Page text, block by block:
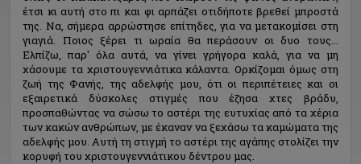
έτσι κι αυτή στο πι και φι αρπάζει οτιδήποτε βρεθεί μπροστά
της. Να, σήμερα αρρώστησε επίτηδες, για να μετακομίσει στη
γιαγιά. Ποιος ξέρει τι ωραία θα περάσουν οι δυο τους...
Ελπίζω, παρ' όλα αυτά, να γίνει γρήγορα καλά, για να μη
χάσουμε τα χριστουγεννιάτικα κάλαντα. Ορκίζομαι όμως στη
ζωή της Φανής, της αδελφής μου, ότι οι περιπέτειες και οι
εξαιρετικά δύσκολες στιγμές που έζησα χτες βράδυ,
προσπαθώντας να σώσω το αστέρι της ευτυχίας από τα χέρια
των κακών ανθρώπων, με έκαναν να ξεχάσω τα καμώματα της
αδελφής μου. Αυτή τη στιγμή το αστέρι της αγάπης στολίζει την
κορυφή του χριστουγεννιάτικου δέντρου μας.